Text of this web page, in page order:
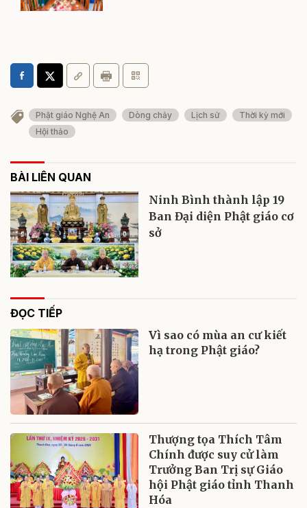
Phật giáo Nghệ An Dòng chảy Lịch sử
Thời kỳ mới
Hội thảo
BÀI LIÊN QUAN
Ninh Bình thành lập 19
Ban Đại diện Phật giáo cơ
sở
ĐỌC TIẾP
Vì sao có mùa an cư kiết
hạ trong Phật giáo?
Thượng tọa Thích Tâm
Chính được suy cử làm
Trưởng Ban Trị sự Giáo
hội Phật giáo tỉnh Thanh
Hóa